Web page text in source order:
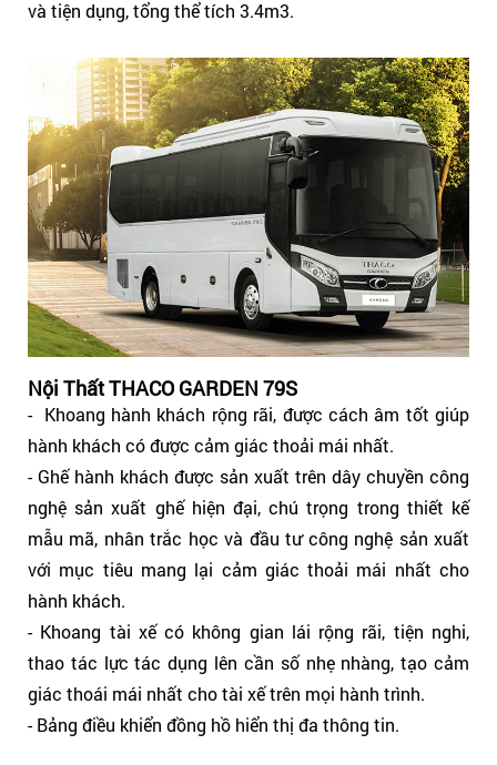
và tiện dụng, tổng thể tích 3.4m3.
Nội Thất THACO GARDEN 79S
- Khoang hành khách rộng rãi, được cách âm tốt giúp
hành khách có được cảm giác thoải mái nhất.
- Ghế hành khách được sản xuất trên dây chuyền công
nghệ sản xuất ghế hiện đại, chú trọng trong thiết kế
mẫu mã, nhân trắc học và đầu tư công nghệ sản xuất
với mục tiêu mang lại cảm giác thoải mái nhất cho
hành khách.
- Khoang tài xế có không gian lái rộng rãi, tiện nghi,
thao tác lực tác dụng lên cần số nhẹ nhàng, tạo cảm
giác thoái mái nhất cho tài xế trên mọi hành trình.
- Bảng điều khiển đồng hồ hiển thị đa thông tin.